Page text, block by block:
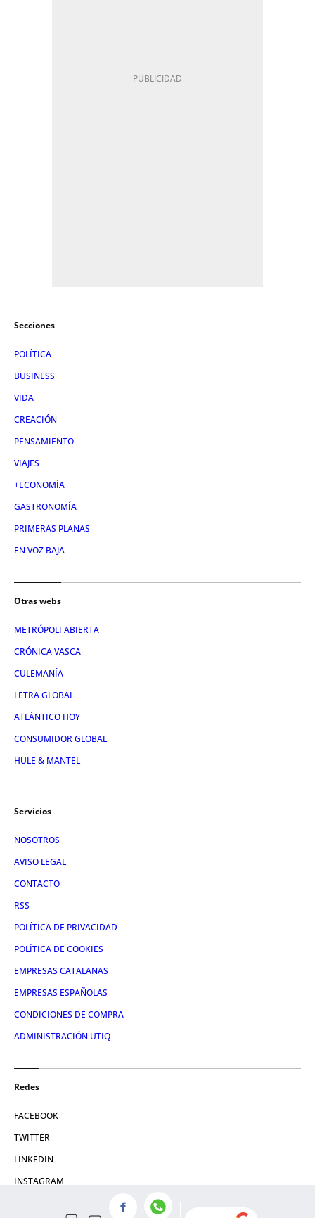
Secciones
POLÍTICA
BUSINESS
VIDA
CREACIÓN
PENSAMIENTO
VIAJES
+ECONOMÍA
GASTRONOMÍA
PRIMERAS PLANAS
EN VOZ BAJA
Otras webs
METRÓPOLI ABIERTA
CRÓNICA VASCA
CULEMANÍA
LETRA GLOBAL
ATLÁNTICO HOY
CONSUMIDOR GLOBAL
HULE & MANTEL
Servicios
NOSOTROS
AVISO LEGAL
CONTACTO
RSS
POLÍTICA DE PRIVACIDAD
POLÍTICA DE COOKIES
EMPRESAS CATALANAS
EMPRESAS ESPAÑOLAS
CONDICIONES DE COMPRA
ADMINISTRACIÓN UTIQ
Redes
FACEBOOK
TWITTER
LINKEDIN
INSTAGRAM